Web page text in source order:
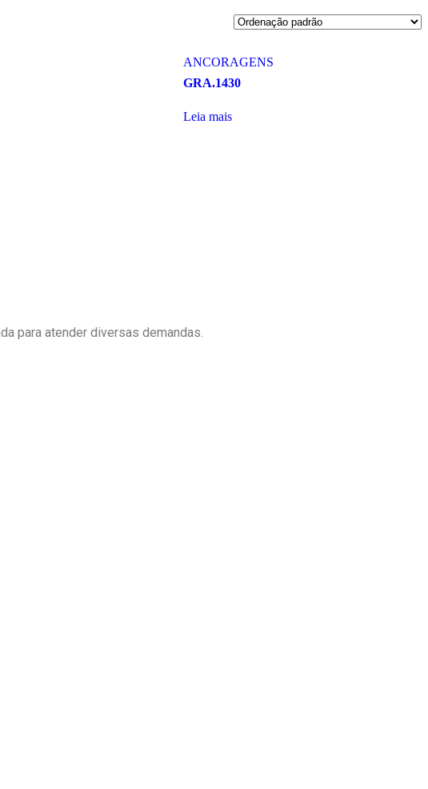
ANCORAGENS
GRA.1430
Leia mais
para atender diversas demandas.